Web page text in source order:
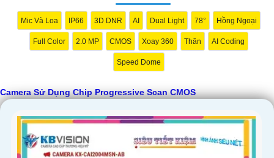
Mic Và Loa IP66 3D DNR AI Dual Light 78° Hồng Ngoại
Full Color 2.0 MP CMOS Xoay 360 Thân AI Coding
Speed Dome
Camera Sử Dụng Chip Progressive Scan CMOS